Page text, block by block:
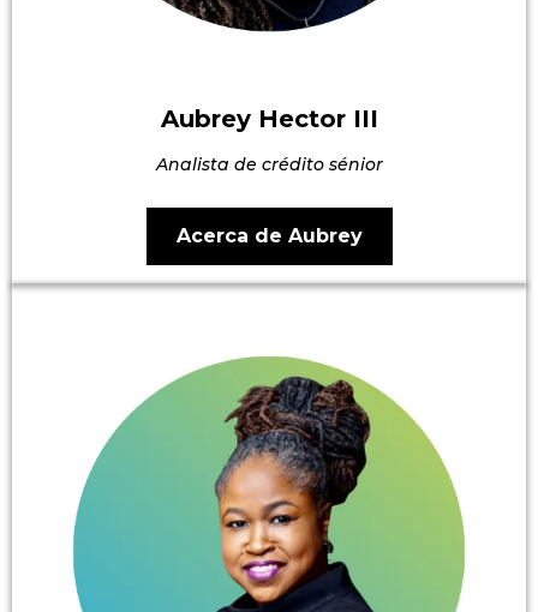
Aubrey Hector III
Analista de crédito sénior
Acerca de Aubrey